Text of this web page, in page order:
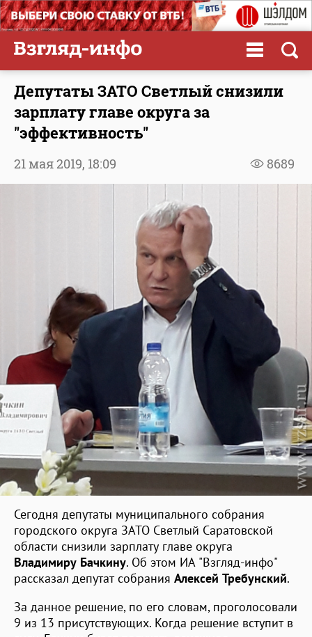
Депутаты ЗАТО Светлый снизили
зарплату главе округа за
"эффективность"
8689
21 мая 2019, 18:09
Сегодня депутаты муниципального собрания
городского округа ЗАТО Светлый Саратовской
области снизили зарплату главе округа
Владимиру Бачкину. Об этом ИА "Взгляд-инфо"
рассказал депутат собрания Алексей Требунский.
За данное решение, по его словам, проголосовали
9 из 13 присутствующих. Когда решение вступит в